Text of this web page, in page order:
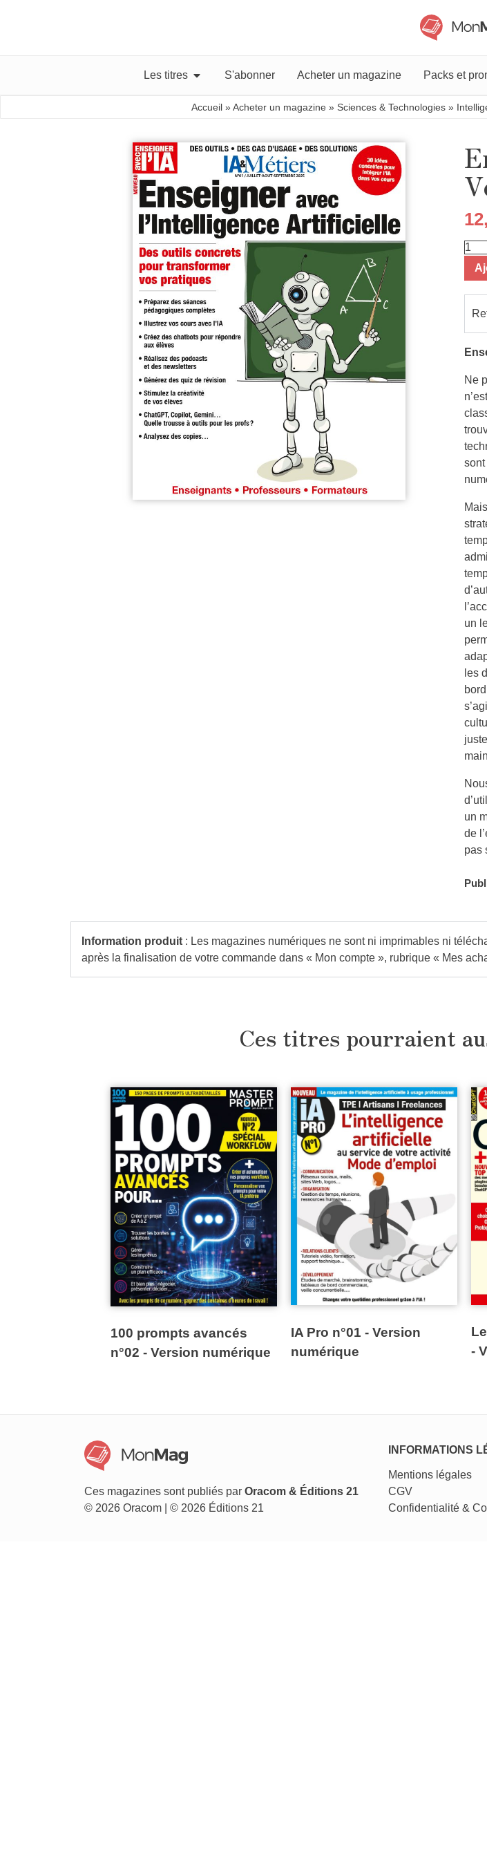
Les titres S'abonner Acheter un magazine Packs et
Accueil »Acheter un magazine » Sciences & Technologies »
Ne
un
les
un
de
pas
Information produit : Les magazines numériques ne sont ni imprimables ni
après la finalisation de votre commande dans « Mon compte », rubrique « Mes
Ces titres pourraient
100 prompts avancés
n°02 - Version numérique
IA Pro n°01 - Version
numérique
-
Ces magazines sont publiés par Oracom & Éditions 21
© 2026 Oracom | © 2026 Éditions 21
INFORMATIONS
Mentions légales
CGV
Confidentialité &